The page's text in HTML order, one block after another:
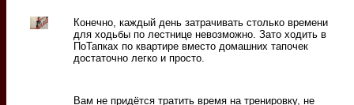
Конечно, каждый день затрачивать столько времени
для ходьбы по лестнице невозможно. Зато ходить в
ПоТапках по квартире вместо домашних тапочек
достаточно легко и просто.
Вам не придётся тратить время на тренировку, не